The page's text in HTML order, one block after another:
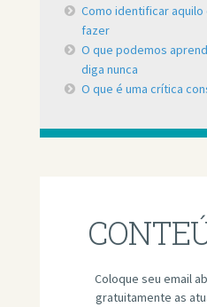
Como identificar
fazer
O que podemos
diga nunca
O que é uma crítica
Coloque seu email
gratuitamente as